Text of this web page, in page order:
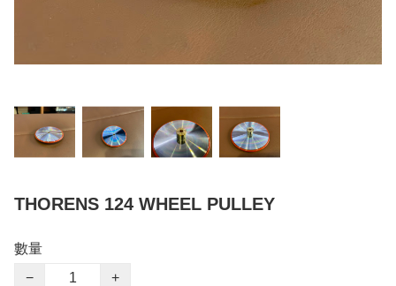
THORENS 124 WHEEL PULLEY
數量
−
+